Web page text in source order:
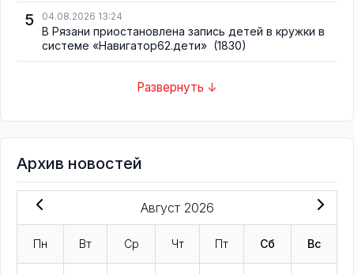
5 04.08.2026 13:24
В Рязани приостановлена запись детей в кружки в
системе «Навигатор62.дети» (1830)
Развернуть ↓
Архив новостей
Август 2026
Пн Вт Ср Чт Пт Сб Вс